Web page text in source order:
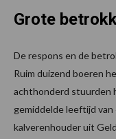
Grote
De respons en de
Ruim duizend boeren
achthonderd stuurden
gemiddelde leeftijd van
kalverenhouder uit